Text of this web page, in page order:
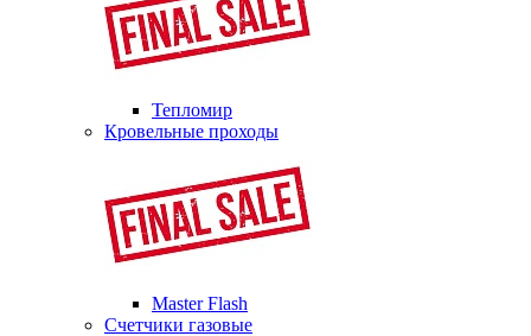
Тепломир
Кровельные проходы
Master Flash
Счетчики газовые